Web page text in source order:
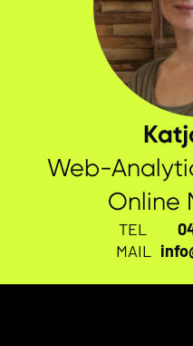
Web-
Online
TEL
MAIL